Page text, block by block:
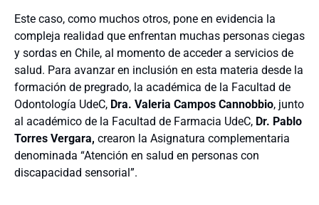
Este caso, como muchos otros, pone en evidencia la
compleja realidad que enfrentan muchas personas ciegas
y sordas en Chile, al momento de acceder a servicios de
salud. Para avanzar en inclusión en esta materia desde la
formación de pregrado, la académica de la Facultad de
Odontología UdeC, Dra. Valeria Campos Cannobbio, junto
al académico de la Facultad de Farmacia UdeC, Dr. Pablo
Torres Vergara, crearon la Asignatura complementaria
denominada “Atención en salud en personas con
discapacidad sensorial”.